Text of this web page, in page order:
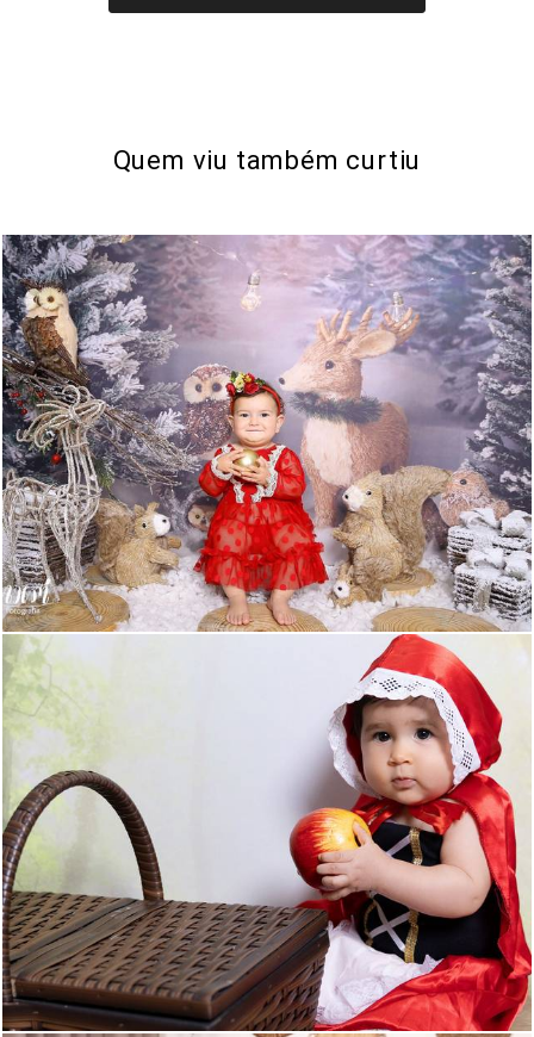
Quem viu também curtiu
651 0
0